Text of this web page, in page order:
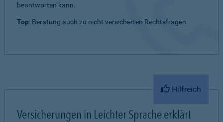
beantworten kann.
Top: Beratung auch zu nicht versicherten Rechtsfragen.
Hilfreich
Versicherungen in Leichter Sprache erklärt